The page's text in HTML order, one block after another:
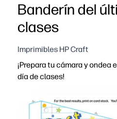
Banderín del
clases
Imprimibles HP Craft
¡Prepara tu cámara y ondea
día de clases!